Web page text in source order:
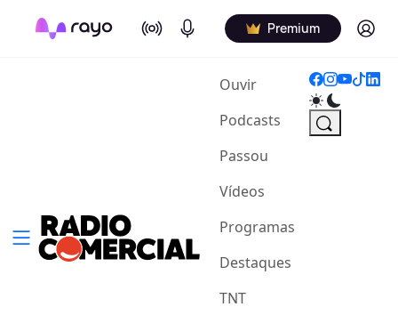
On Air Podcasts Premium Log in
Ouvir(current)
Podcasts
Passou
Vídeos
Programas
Destaques
TNT